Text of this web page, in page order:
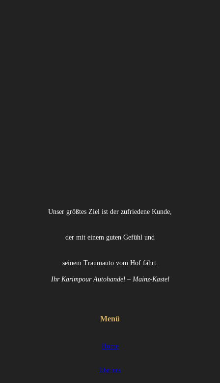
Unser größtes Ziel ist der zufriedene Kunde,
der mit einem guten Gefühl und
seinem Traumauto vom Hof fährt.
Ihr Karimpour Autohandel – Mainz-Kastel
Menü
Home
Über uns